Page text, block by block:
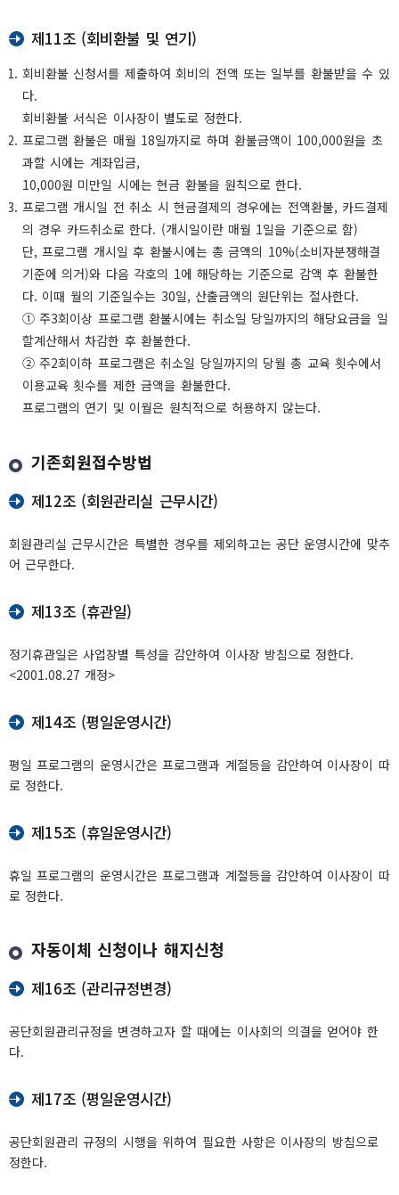
제11조 (회비환불 및 연기)
회비환불 신청서를 제출하여 회비의 전액 또는 일부를 환불받을 수 있
다.
회비환불 서식은 이사장이 별도로 정한다.
프로그램 환불은 매월 18일까지로 하며 환불금액이 100,000원을 초
과할 시에는 계좌입금,
10,000원 미만일 시에는 현금 환불을 원칙으로 한다.
프로그램 개시일 전 취소 시 현금결제의 경우에는 전액환불, 카드결제
의 경우 카드취소로 한다. (개시일이란 매월 1일을 기준으로 함)
단, 프로그램 개시일 후 환불시에는 총 금액의 10%(소비자분쟁해결
기준에 의거)와 다음 각호의 1에 해당하는 기준으로 감액 후 환불한
다. 이때 월의 기준일수는 30일, 산출금액의 원단위는 절사한다.
① 주3회이상 프로그램 환불시에는 취소일 당일까지의 해당요금을 일
할계산해서 차감한 후 환불한다.
② 주2회이하 프로그램은 취소일 당일까지의 당월 총 교육 횟수에서
이용교육 횟수를 제한 금액을 환불한다.
프로그램의 연기 및 이월은 원칙적으로 허용하지 않는다.
기존회원접수방법
제12조 (회원관리실 근무시간)
회원관리실 근무시간은 특별한 경우를 제외하고는 공단 운영시간에 맞추
어 근무한다.
제13조 (휴관일)
정기휴관일은 사업장별 특성을 감안하여 이사장 방침으로 정한다.
<2001.08.27 개정>
제14조 (평일운영시간)
평일 프로그램의 운영시간은 프로그램과 계절등을 감안하여 이사장이 따
로 정한다.
제15조 (휴일운영시간)
휴일 프로그램의 운영시간은 프로그램과 계절등을 감안하여 이사장이 따
로 정한다.
자동이체 신청이나 해지신청
제16조 (관리규정변경)
공단회원관리규정을 변경하고자 할 때에는 이사회의 의결을 얻어야 한
다.
제17조 (평일운영시간)
공단회원관리 규정의 시행을 위하여 필요한 사항은 이사장의 방침으로
정한다.